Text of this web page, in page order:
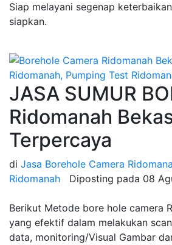
Siap melayani segenap
siapkan.
JASA SUMUR
Ridomanah
Terpercaya
di Jasa Borehole Camera
Ridomanah
Diposting pada 08
Berikut Metode bore hole camera
yang efektif dalam melakukan
data, monitoring/Visual Gambar